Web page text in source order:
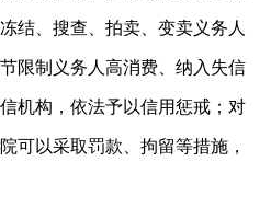
结、搜查、拍卖、变卖义务人
限制义务人高消费、纳入失信
机构，依法予以信用惩戒；对
可以采取罚款、拘留等措施，